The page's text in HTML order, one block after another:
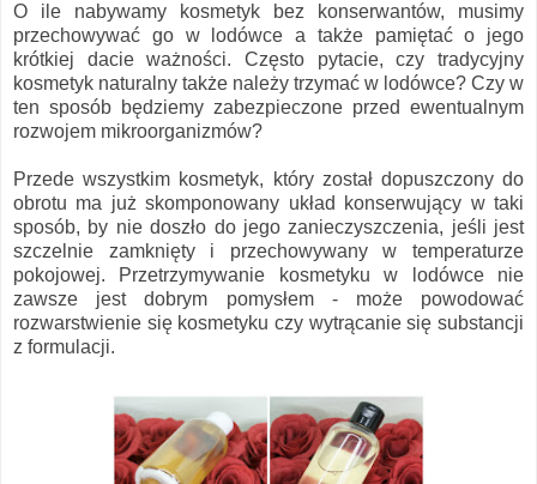
O ile nabywamy kosmetyk bez konserwantów, musimy
przechowywać go w lodówce a także pamiętać o jego
krótkiej dacie ważności. Często pytacie, czy tradycyjny
kosmetyk naturalny także należy trzymać w lodówce? Czy w
ten sposób będziemy zabezpieczone przed ewentualnym
rozwojem mikroorganizmów?
Przede wszystkim kosmetyk, który został dopuszczony do
obrotu ma już skomponowany układ konserwujący w taki
sposób, by nie doszło do jego zanieczyszczenia, jeśli jest
szczelnie zamknięty i przechowywany w temperaturze
pokojowej. Przetrzymywanie kosmetyku w lodówce nie
zawsze jest dobrym pomysłem - może powodować
rozwarstwienie się kosmetyku czy wytrącanie się substancji
z formulacji.